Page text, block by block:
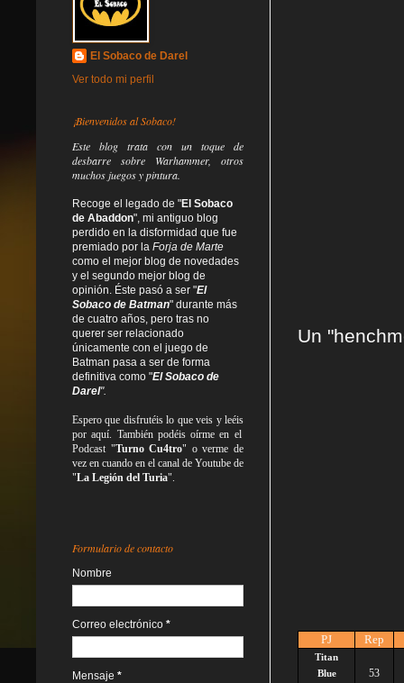
Un
PJ Rep
Titan
Blue
53
El Sobaco de Darel
Ver todo mi perfil
¡Bienvenidos al Sobaco!
Este blog trata con un toque de
desbarre sobre Warhammer, otros
muchos juegos y pintura.
Recoge el legado de "El Sobaco
de Abaddon", mi antiguo blog
perdido en la disformidad que fue
premiado por la Forja de Marte
como el mejor blog de novedades
y el segundo mejor blog de
opinión. Éste pasó a ser "El
Sobaco de Batman" durante más
de cuatro años, pero tras no
querer ser relacionado
únicamente con el juego de
Batman pasa a ser de forma
definitiva como "El Sobaco de
Darel".
Espero que disfrutéis lo queveis yleéis
por aquí. También podéis oírme en el
Podcast "Turno Cu4tro" o verme de
vez en cuando en el canal de Youtube de
"La Legión del Turia".
Formulario de contacto
Nombre
Correo electrónico *
Mensaje *